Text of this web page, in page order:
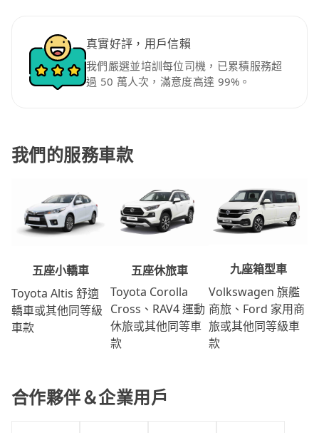
真實好評，用戶信賴
我們嚴選並培訓每位司機，已累積服務超
過 50 萬人次，滿意度高達 99%。
我們的服務車款
五座小轎車
Toyota Altis 舒適
轎車或其他同等級
車款
五座休旅車
Toyota Corolla
Cross、RAV4 運動
休旅或其他同等車
款
九座箱型車
Volkswagen 旗艦
商旅、Ford 家用商
旅或其他同等級車
款
合作夥伴＆企業用戶